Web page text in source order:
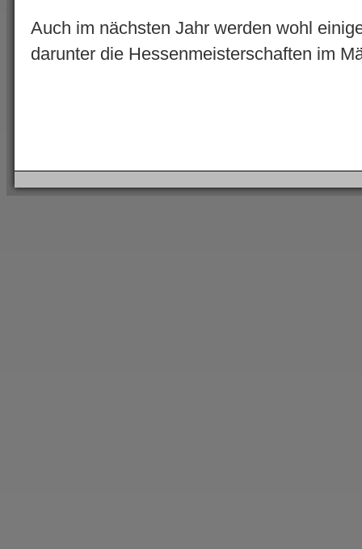
Auch im nächsten Jahr werden wohl
darunter die Hessenmeisterschaften im